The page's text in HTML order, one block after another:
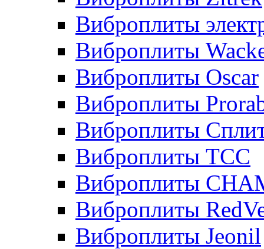
Виброплиты
Виброплиты
Виброплиты Oscar
Виброплиты
Виброплиты
Виброплиты ТСС
Виброплиты
Виброплиты
Виброплиты Jeonil